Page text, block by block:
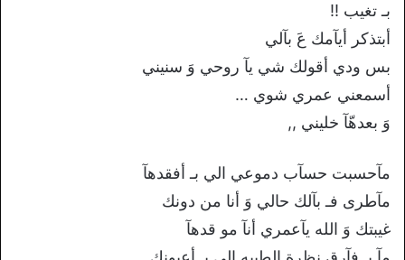
بـ تغيب !!
أبتذكر أيآمك عَ بآلي
بس ودي أقولك شي يآ روحي وَ سنيني
أسمعني عمري شوي …
وَ بعدهّآ خليني ,,
مآحسبت حسآب دموعي الي بـ أفقدهآ
مآطرى فـ بآلك حالي وَ أنا من دونك
غيبتك وَ الله يآعمري أنآ مو قدهآ